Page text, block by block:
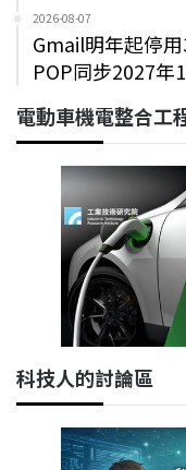
2026-08-07
Gmail明年起停
POP同步2027年
電動車機電整合工
科技人的討論區